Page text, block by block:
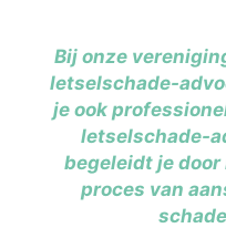
Bij onze
letselschade-
je ook
letselschade-
begeleidt je
proces van